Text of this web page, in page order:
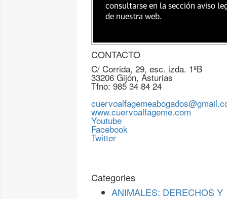
consultarse en la sección aviso
de nuestra web.
CONTACTO
C/ Corrida, 29, esc. izda. 1ºB
33206 Gijón, Asturias
Tfno: 985 34 84 24
www.cuervoalfageme.com
Youtube
Facebook
Twitter
Categories
ANIMALES: DERECHOS Y